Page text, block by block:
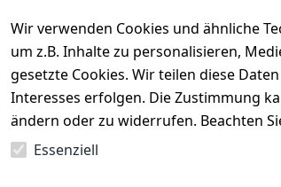
Wir verwenden Cookies und ähnliche
um z.B. Inhalte zu personalisieren,
gesetzte Cookies. Wir teilen diese
Interesses erfolgen. Die Zustimmung
ändern oder zu widerrufen. Beachten
Essenziell
AGB
Impressum
Barrierefreiheitserklärung
Widerrufsrecht